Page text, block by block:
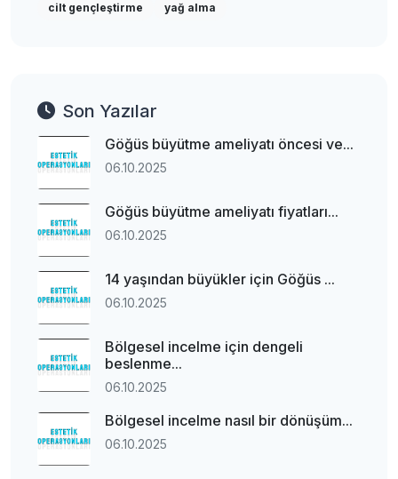
cilt gençleştirme
yağ alma
Son Yazılar
Göğüs büyütme ameliyatı öncesi ve...
06.10.2025
Göğüs büyütme ameliyatı fiyatları...
06.10.2025
14 yaşından büyükler için Göğüs ...
06.10.2025
Bölgesel incelme için dengeli
beslenme...
06.10.2025
Bölgesel incelme nasıl bir dönüşüm...
06.10.2025